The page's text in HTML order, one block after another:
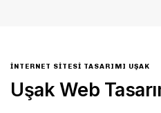
INTERNET SITESI TASARIMI UŞAK
Uşak Web